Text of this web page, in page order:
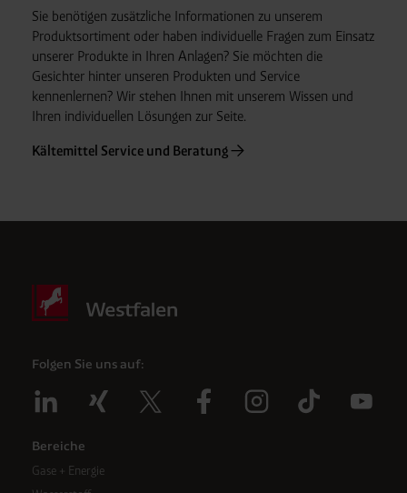
Sie benötigen zusätzliche Informationen zu unserem
Produktsortiment oder haben individuelle Fragen zum Einsatz
unserer Produkte in Ihren Anlagen? Sie möchten die
Gesichter hinter unseren Produkten und Service
kennenlernen? Wir stehen Ihnen mit unserem Wissen und
Ihren individuellen Lösungen zur Seite.
Kältemittel Service und Beratung
Folgen Sie uns auf:
Bereiche
Gase + Energie